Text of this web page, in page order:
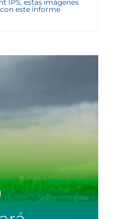
IPS, estas imágenes
este informe